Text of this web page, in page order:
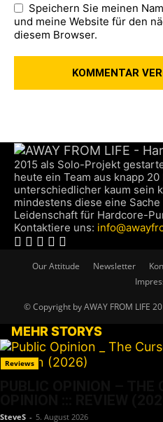
Speichern Sie meinen
und meine Website für den
diesem Browser.
2015 als Solo-Projekt
heute ein Team aus knapp
unterschiedlicher kaum sein
mindestens diese eine
Leidenschaft für Hardcore-
Kontaktiere uns:
Our Attitude Newsletter
© Copyright by AWAY FROM LIFE
MEHR STORYS
Reviews
SteveS - 5. August 2026